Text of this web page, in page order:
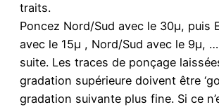
traits.
Poncez Nord/Sud avec le 30µ, puis
avec le 15µ , Nord/Sud avec le 9µ,
suite. Les traces de ponçage
gradation supérieure doivent être
gradation suivante plus fine. Si ce